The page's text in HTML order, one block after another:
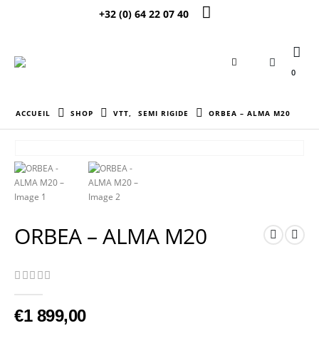
+32 (0) 64 22 07 40
0
ACCUEIL SHOP VTT SEMI RIGIDE ORBEA – ALMA M20
ORBEA – ALMA M20
0Sur 5
€1 899,00